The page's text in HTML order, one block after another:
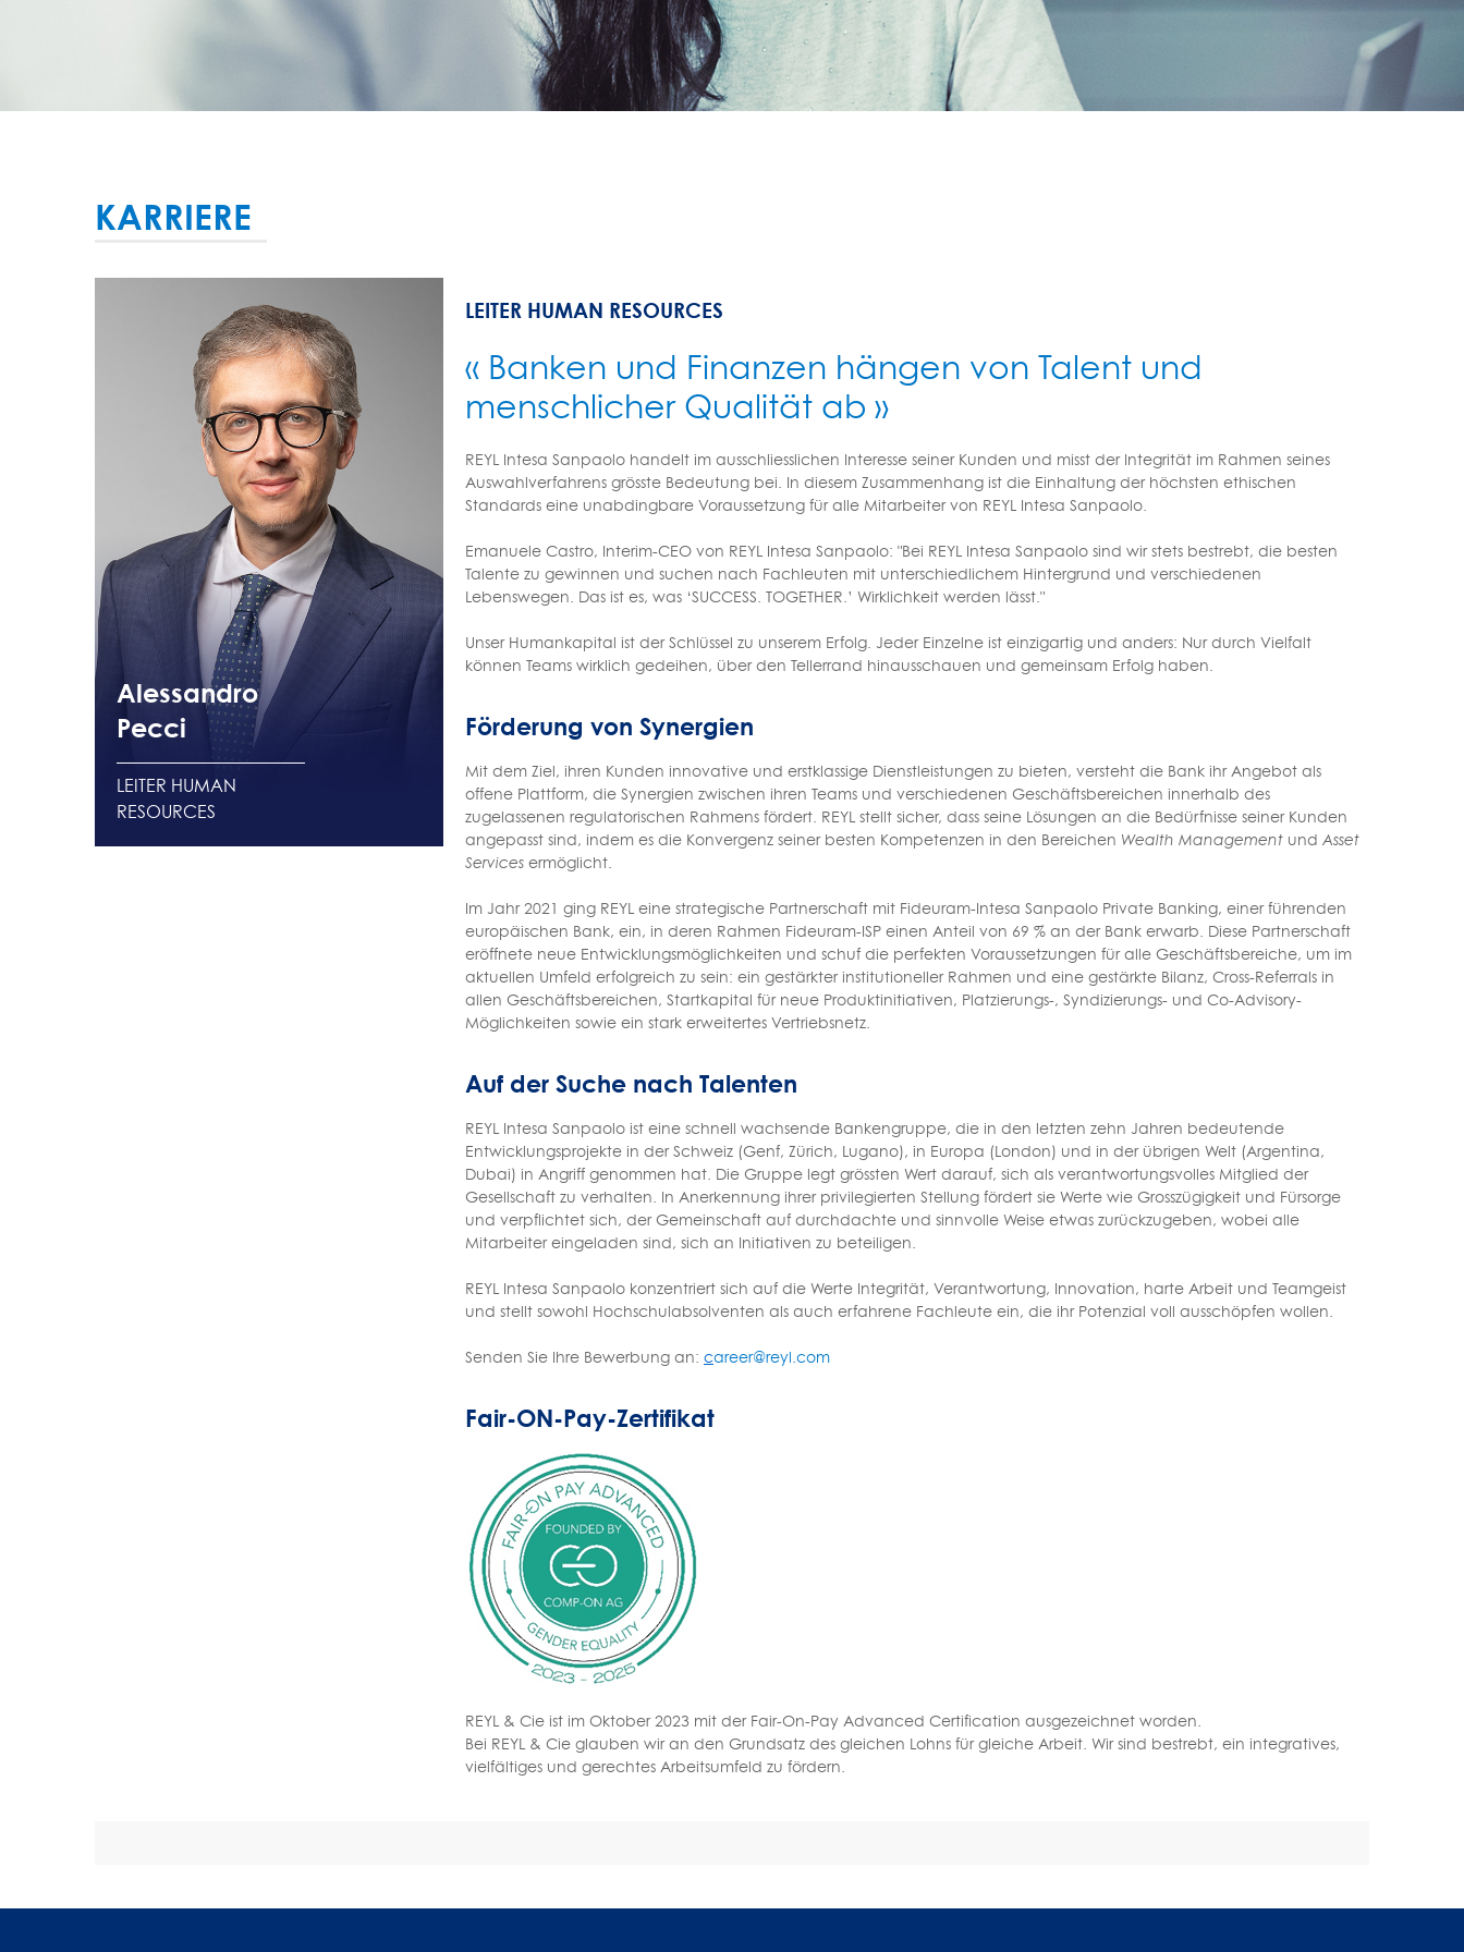
KARRIERE
Alessandro
Pecci
LEITER HUMAN
RESOURCES
LEITER HUMAN RESOURCES
« Banken und Finanzen hängen von Talent und
menschlicher Qualität ab »
REYL Intesa Sanpaolo handelt im ausschliesslichen Interesse seiner Kunden und misst der Integrität im Rahmen seines
Auswahlverfahrens grösste Bedeutung bei. In diesem Zusammenhang ist die Einhaltung der höchsten ethischen
Standards eine unabdingbare Voraussetzung für alle Mitarbeiter von REYL Intesa Sanpaolo.
Emanuele Castro, Interim-CEO von REYL Intesa Sanpaolo: "Bei REYL Intesa Sanpaolo sind wir stets bestrebt, die besten
Talente zu gewinnen und suchen nach Fachleuten mit unterschiedlichem Hintergrund und verschiedenen
Lebenswegen. Das ist es, was ‘SUCCESS. TOGETHER.’ Wirklichkeit werden lässt."
Unser Humankapital ist der Schlüssel zu unserem Erfolg. Jeder Einzelne ist einzigartig und anders: Nur durch Vielfalt
können Teams wirklich gedeihen, über den Tellerrand hinausschauen und gemeinsam Erfolg haben.
Förderung von Synergien
Mit dem Ziel, ihren Kunden innovative und erstklassige Dienstleistungen zu bieten, versteht die Bank ihr Angebot als
offene Plattform, die Synergien zwischen ihren Teams und verschiedenen Geschäftsbereichen innerhalb des
zugelassenen regulatorischen Rahmens fördert. REYL stellt sicher, dass seine Lösungen an die Bedürfnisse seiner Kunden
angepasst sind, indem es die Konvergenz seiner besten Kompetenzen in den Bereichen Wealth Management und Asset
Services ermöglicht.
Im Jahr 2021 ging REYL eine strategische Partnerschaft mit Fideuram-Intesa Sanpaolo Private Banking, einer führenden
europäischen Bank, ein, in deren Rahmen Fideuram-ISP einen Anteil von 69 % an der Bank erwarb. Diese Partnerschaft
eröffnete neue Entwicklungsmöglichkeiten und schuf die perfekten Voraussetzungen für alle Geschäftsbereiche, um im
aktuellen Umfeld erfolgreich zu sein: ein gestärkter institutioneller Rahmen und eine gestärkte Bilanz, Cross-Referrals in
allen Geschäftsbereichen, Startkapital für neue Produktinitiativen, Platzierungs-, Syndizierungs- und Co-Advisory-
Möglichkeiten sowie ein stark erweitertes Vertriebsnetz.
Auf der Suche nach Talenten
REYL Intesa Sanpaolo ist eine schnell wachsende Bankengruppe, die in den letzten zehn Jahren bedeutende
Entwicklungsprojekte in der Schweiz (Genf, Zürich, Lugano), in Europa (London) und in der übrigen Welt (Argentina,
Dubai) in Angriff genommen hat. Die Gruppe legt grössten Wert darauf, sich als verantwortungsvolles Mitglied der
Gesellschaft zu verhalten. In Anerkennung ihrer privilegierten Stellung fördert sie Werte wie Grosszügigkeit und Fürsorge
und verpflichtet sich, der Gemeinschaft auf durchdachte und sinnvolle Weise etwas zurückzugeben, wobei alle
Mitarbeiter eingeladen sind, sich an Initiativen zu beteiligen.
REYL Intesa Sanpaolo konzentriert sich auf die Werte Integrität, Verantwortung, Innovation, harte Arbeit und Teamgeist
und stellt sowohl Hochschulabsolventen als auch erfahrene Fachleute ein, die ihr Potenzial voll ausschöpfen wollen.
Senden Sie Ihre Bewerbung an: career@reyl.com
Fair-ON-Pay-Zertifikat
REYL & Cie ist im Oktober 2023 mit der Fair-On-Pay Advanced Certification ausgezeichnet worden.
Bei REYL & Cie glauben wir an den Grundsatz des gleichen Lohns für gleiche Arbeit. Wir sind bestrebt, ein integratives,
vielfältiges und gerechtes Arbeitsumfeld zu fördern.